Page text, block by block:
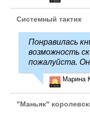
Системный тактик
Понравилась
возможность
пожалуйста.
Марина
"Маньяк"